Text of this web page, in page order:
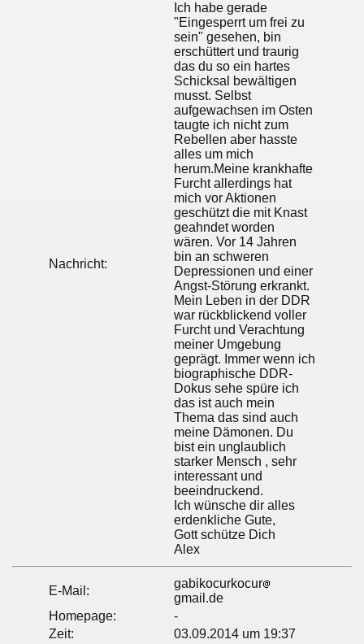
Nachricht:
Ich habe gerade
"Eingesperrt um frei zu
sein" gesehen, bin
erschüttert und traurig
das du so ein hartes
Schicksal bewältigen
musst. Selbst
aufgewachsen im Osten
taugte ich nicht zum
Rebellen aber hasste
alles um mich
herum.Meine krankhafte
Furcht allerdings hat
mich vor Aktionen
geschützt die mit Knast
geahndet worden
wären. Vor 14 Jahren
bin an schweren
Depressionen und einer
Angst-Störung erkrankt.
Mein Leben in der DDR
war rückblickend voller
Furcht und Verachtung
meiner Umgebung
geprägt. Immer wenn ich
biographische DDR-
Dokus sehe spüre ich
das ist auch mein
Thema das sind auch
meine Dämonen. Du
bist ein unglaublich
starker Mensch , sehr
interessant und
beeindruckend.
Ich wünsche dir alles
erdenkliche Gute,
Gott schütze Dich
Alex
E-Mail:
gabikocurkocur
gmail.de
Homepage:
-
Zeit:
03.09.2014 um 19:37